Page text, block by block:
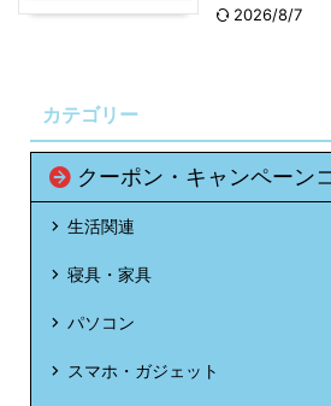
2026/8/7
カテゴリー
クーポン・キャンペーン
生活関連
寝具・家具
パソコン
スマホ・ガジェット